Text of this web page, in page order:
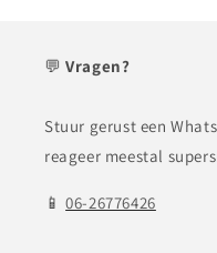
💬Vragen?
Stuur gerust een
reageer meestal
📱06-26776426